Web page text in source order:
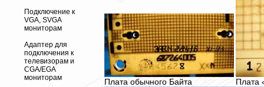
Подключение к
VGA, SVGA
мониторам
Адаптер для
подключения к
телевизорам и
CGA/EGA
мониторам
Плата обычного Байта Плата